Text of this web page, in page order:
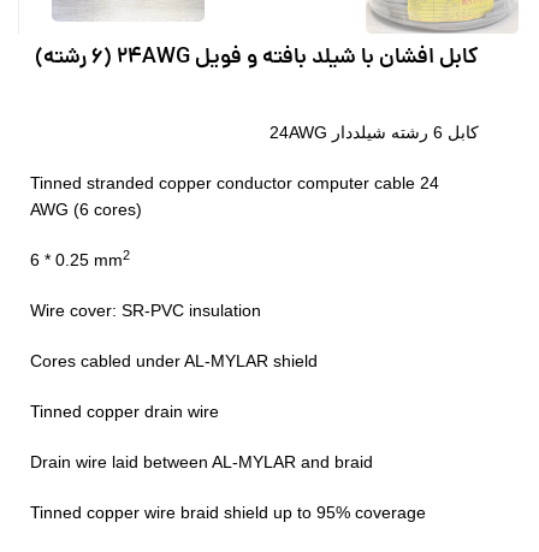
کابل افشان با شیلد بافته و فویل 24AWG (6 رشته)
کابل 6 رشته شیلددار 24AWG
Tinned stranded copper conductor computer cable 24
AWG (6 cores)
6 * 0.25 mm2
Wire cover: SR-PVC insulation
Cores cabled under AL-MYLAR shield
Tinned copper drain wire
Drain wire laid between AL-MYLAR and braid
Tinned copper wire braid shield up to 95% coverage